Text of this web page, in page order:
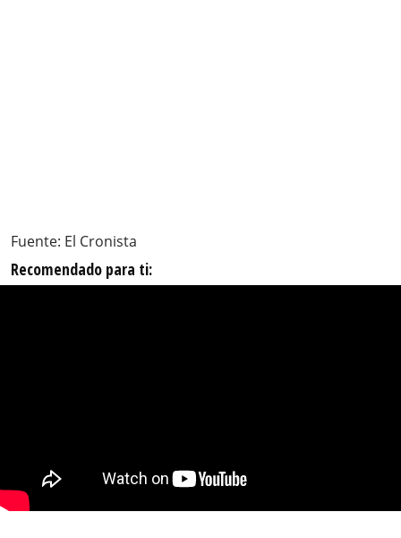
Fuente: El Cronista
Recomendado para ti: